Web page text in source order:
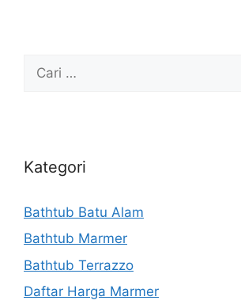
untuk:
Kategori
Bathtub Batu Alam
Bathtub Marmer
Bathtub Terrazzo
Daftar Harga Marmer